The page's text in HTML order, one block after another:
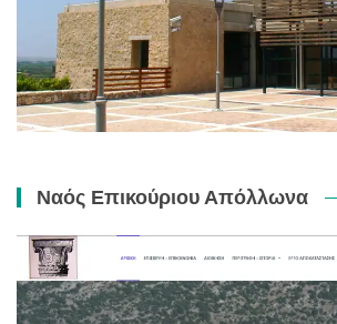
Ναός Επικούριου Απόλλωνα